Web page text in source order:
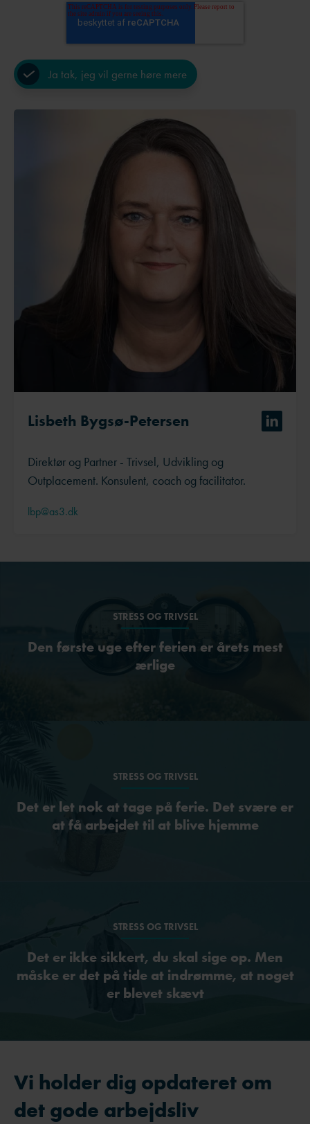
Lisbeth Bygsø-Petersen
Direktør og Partner - Trivsel, Udvikling og
Outplacement. Konsulent, coach og facilitator.
lbp@as3.dk
STRESS OG TRIVSEL
Den første uge efter ferien er årets mest
ærlige
STRESS OG TRIVSEL
Det er let nok at tage på ferie. Det svære er
at få arbejdet til at blive hjemme
STRESS OG TRIVSEL
Det er ikke sikkert, du skal sige op. Men
måske er det på tide at indrømme, at noget
er blevet skævt
Vi holder dig opdateret om
det gode arbejdsliv